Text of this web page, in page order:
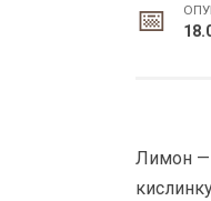
Лимон —